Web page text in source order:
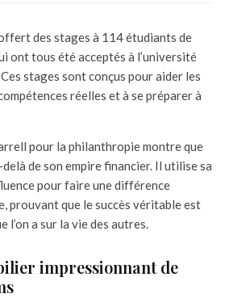
des stages à 114 étudiants de
ont tous été acceptés à l’université
stages sont conçus pour aider les
réelles et à se préparer à
pour la philanthropie montre que
de son empire financier. Il utilise sa
pour faire une différence
prouvant que le succès véritable est
l’on a sur la vie des autres.
impressionnant de